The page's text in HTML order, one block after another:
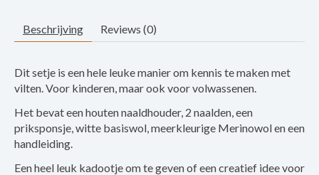
Beschrijving Reviews (0)
Dit setje is een hele leuke manier om kennis te maken met
vilten. Voor kinderen, maar ook voor volwassenen.
Het bevat een houten naaldhouder, 2 naalden, een
priksponsje, witte basiswol, meerkleurige Merinowol en een
handleiding.
Een heel leuk kadootje om te geven of een creatief idee voor